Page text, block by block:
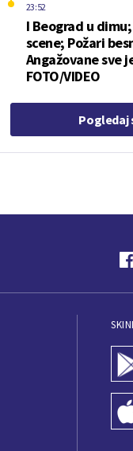
I Beograd u
scene; Požari
Angažovane sve
FOTO/VIDEO
23:52
Pogledaj